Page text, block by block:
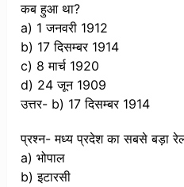
कब हुआ था?
a) 1 जनवरी 1912
b) 17 दिसम्बर 1914
c) 8 मार्च 1920
d) 24 जून 1909
उत्तर- b) 17 दिसम्बर 1914
प्रश्न- मध्य प्रदेश का सबसे बड़ा
a) भोपाल
b) इटारसी